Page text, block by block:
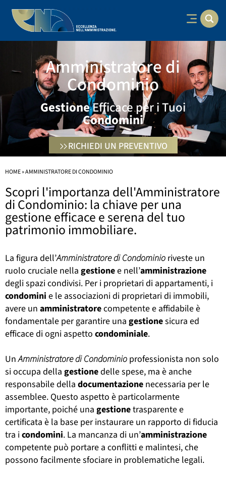
Amministratore di
Condominio
GestioneEfficace per i Tuoi
Condomini
RICHIEDI UN PREVENTIVO
HOME»AMMINISTRATORE DI CONDOMINIO
Scopri l'importanza dell'Amministratore
di Condominio: la chiave per una
gestione efficace e serena del tuo
patrimonio immobiliare.
La figura dell’Amministratore di Condominio riveste un
ruolo cruciale nella gestionee nell’amministrazione
degli spazi condivisi. Per i proprietari di appartamenti, i
condomini e le associazioni di proprietari di immobili,
avere un amministratorecompetente e affidabile è
fondamentale per garantire una gestionesicura ed
efficace di ogni aspetto condominiale.
UnAmministratore di Condominio professionista non solo
si occupa della gestionedelle spese, ma è anche
responsabile della documentazione necessaria per le
assemblee. Questo aspetto è particolarmente
importante, poiché una gestionetrasparente e
certificata è la base per instaurare un rapporto di fiducia
tra icondomini. La mancanza di un’amministrazione
competente può portare a conflitti e malintesi, che
possono facilmente sfociare in problematiche legali.